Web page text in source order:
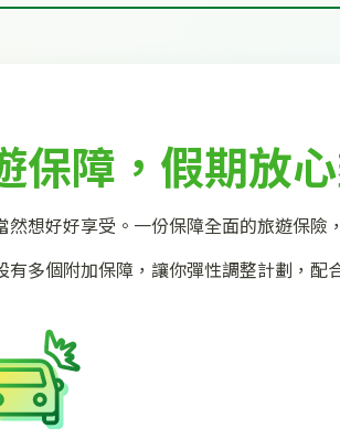
保障，假期放
然想好好享受。一份保障全面的旅遊保
有多個附加保障，讓你彈性調整計劃，